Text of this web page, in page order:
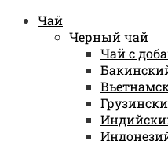
Чай
Черный чай
Чай с